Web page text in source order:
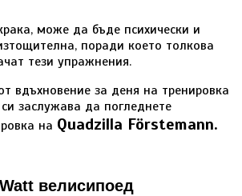
може да бъде психически и
поради което толкова
тези упражнения.
вдъхновение за деня на тренировка
заслужава да погледнете
на Quadzilla Förstemann.
велисипоед